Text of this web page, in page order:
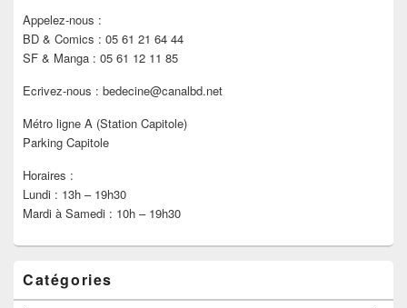
Appelez-nous :
BD & Comics : 05 61 21 64 44
SF & Manga : 05 61 12 11 85
Ecrivez-nous : bedecine@canalbd.net
Métro ligne A (Station Capitole)
Parking Capitole
Horaires :
Lundi : 13h – 19h30
Mardi à Samedi : 10h – 19h30
Catégories